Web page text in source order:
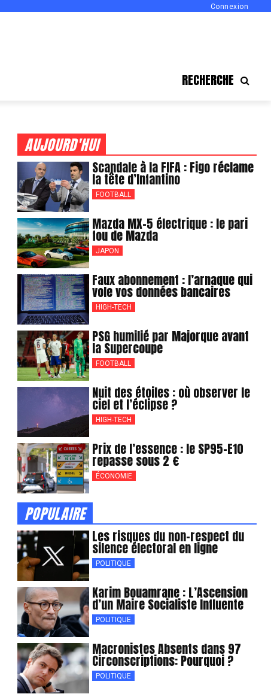
Connexion
RECHERCHE
AUJOURD'HUI
Scandale à la FIFA : Figo réclame
la tête d’Infantino
FOOTBALL
Mazda MX-5 électrique : le pari
fou de Mazda
JAPON
Faux abonnement : l’arnaque qui
vole vos données bancaires
HIGH-TECH
PSG humilié par Majorque avant
la Supercoupe
FOOTBALL
Nuit des étoiles : où observer le
ciel et l’éclipse ?
HIGH-TECH
Prix de l’essence : le SP95-E10
repasse sous 2 €
ÉCONOMIE
POPULAIRE
Les risques du non-respect du
silence électoral en ligne
POLITIQUE
Karim Bouamrane : L’Ascension
d’un Maire Socialiste Influente
POLITIQUE
Macronistes Absents dans 97
Circonscriptions: Pourquoi ?
POLITIQUE